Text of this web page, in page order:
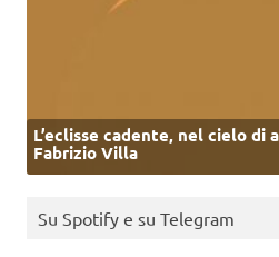
L’eclisse cadente, nel cielo di
Fabrizio Villa
Su Spotify e su Telegram